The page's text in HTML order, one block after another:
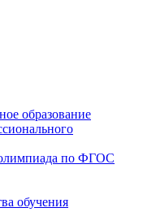
образование
олимпиада по ФГОС
обучения